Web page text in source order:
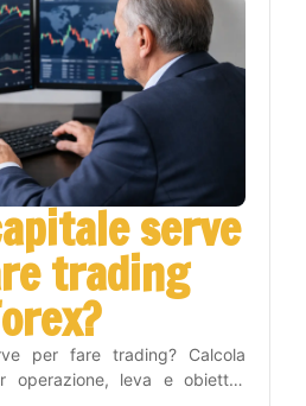
serve
trading
per fare trading? Calcola
operazione, leva e obiettivi